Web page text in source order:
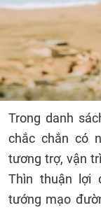
Trong danh
chắc chắn có
tương trợ, vận
Thìn thuận lợi
tướng mạo